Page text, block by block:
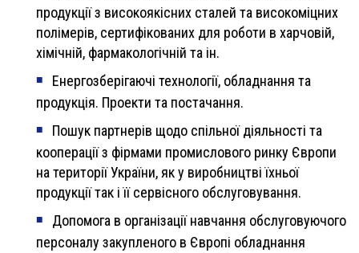
продукції з високоякісних сталей та високоміцних
полімерів, сертифікованих для роботи в харчовій,
хімічній, фармакологічній та ін.
Енергозберігаючі технології, обладнання та
продукція. Проекти та постачання.
Пошук партнерів щодо спільної діяльності та
кооперації з фірмами промислового ринку Європи
на території України, як у виробництві їхньої
продукції так і її сервісного обслуговування.
Допомога в організації навчання обслуговуючого
персоналу закупленого в Європі обладнання